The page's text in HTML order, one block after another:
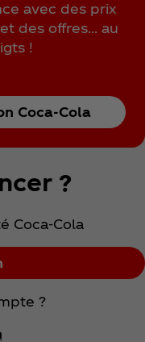
avec des prix
des offres… au
!
Coca‑Cola
?
Coca‑Cola
?